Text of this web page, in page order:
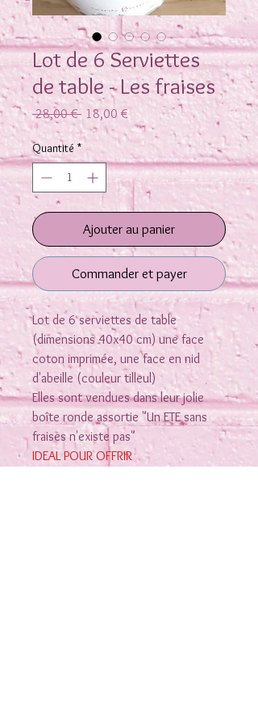
Lot de 6 Serviettes
de table - Les fraises
28,00 € Prix
original
18,00 €Prix
promotionnel
Quantité *
Ajouter au panier
Commander et payer
Lot de 6 serviettes de table
(dimensions 40x40 cm) une face
coton imprimée, une face en nid
d'abeille (couleur tilleul)
Elles sont vendues dans leur jolie
boîte ronde assortie "Un ETE sans
fraises n'existe pas"
IDEAL POUR OFFRIR